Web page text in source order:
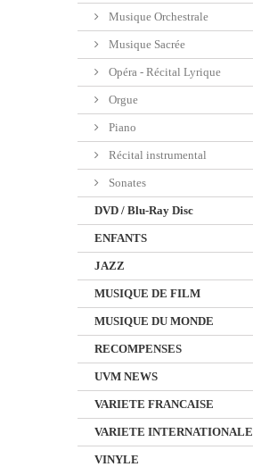
Musique Orchestrale
Musique Sacrée
Opéra - Récital Lyrique
Orgue
Piano
Récital instrumental
Sonates
DVD / Blu-Ray Disc
ENFANTS
JAZZ
MUSIQUE DE FILM
MUSIQUE DU MONDE
RECOMPENSES
UVM NEWS
VARIETE FRANCAISE
VARIETE INTERNATIONALE
VINYLE